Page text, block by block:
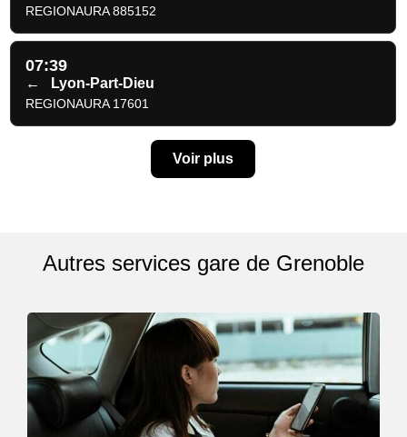
REGIONAURA 885152
07:39
← Lyon-Part-Dieu
REGIONAURA 17601
Voir plus
Autres services gare de Grenoble